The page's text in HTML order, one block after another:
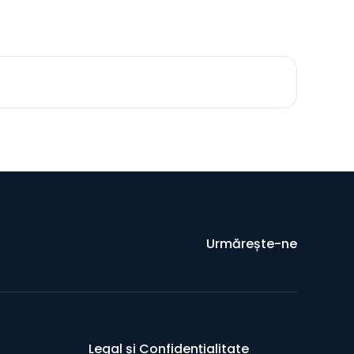
Urmărește-ne
Legal și Confidențialitate